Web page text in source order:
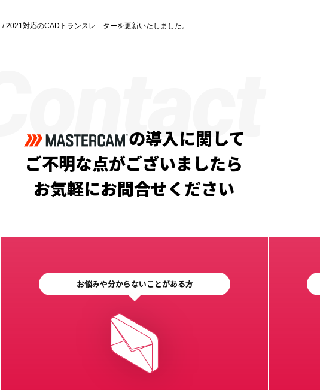
2021対応のCADトランスレ－ターを更新いたしました。
の導入に関して
ご不明な点がございましたら
お気軽にお問合せください
お悩みや分からないことがある方